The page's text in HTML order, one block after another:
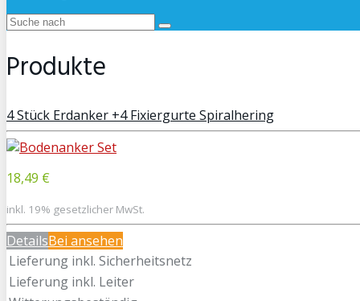
Produkte
4 Stück Erdanker +4 Fixiergurte Spiralhering
18,49 €
inkl. 19% gesetzlicher MwSt.
DetailsBei ansehen
Lieferung inkl. Sicherheitsnetz
Lieferung inkl. Leiter